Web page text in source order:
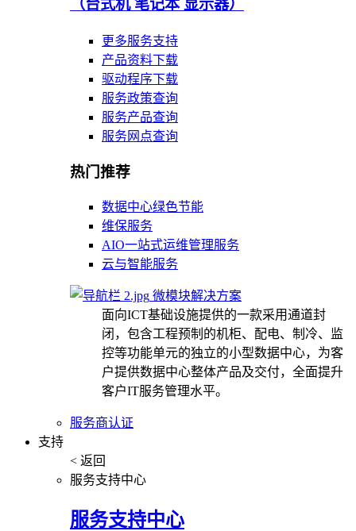
（台式机 笔记本 显示器）
更多服务支持
产品资料下载
驱动程序下载
服务政策查询
服务产品查询
服务网点查询
热门推荐
数据中心绿色节能
维保服务
AIO一站式运维管理服务
云与智能服务
微模块解决方案
面向ICT基础设施提供的一款采用通道封
闭，包含工程预制的机柜、配电、制冷、监
控等功能单元的独立的小型数据中心，为客
户提供数据中心整体产品及交付，全面提升
客户IT服务管理水平。
服务商认证
支持
< 返回
服务支持中心
服务支持中心